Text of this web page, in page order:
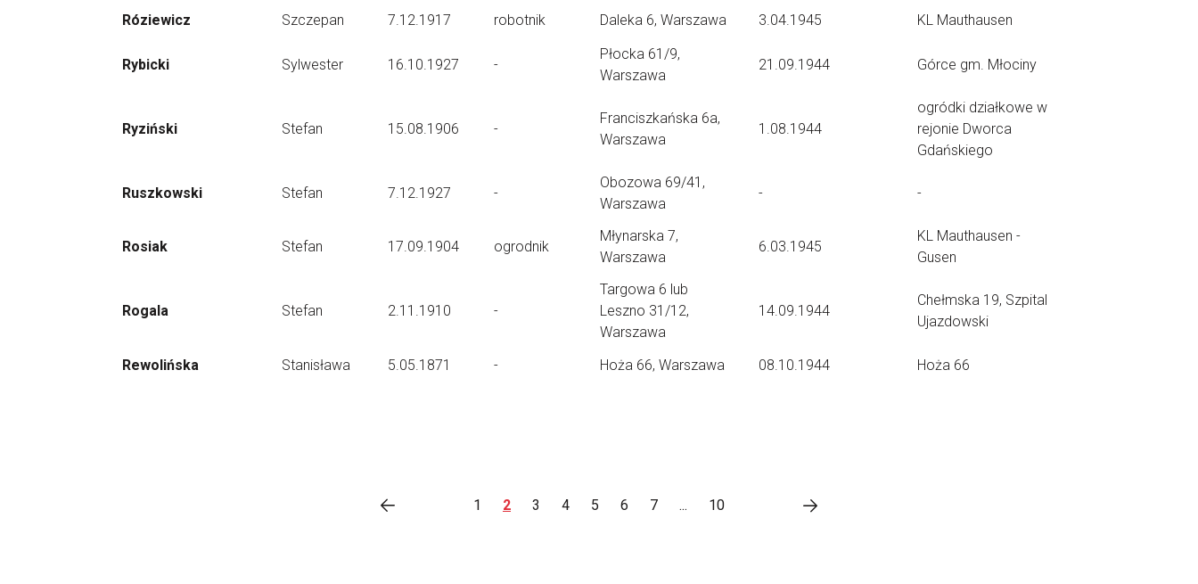
Róziewicz
Szczepan 7.12.1917 robotnik Daleka 6, Warszawa 3.04.1945 KL Mauthausen
Rybicki Sylwester 16.10.1927 -
Płocka 61/9,
Warszawa
21.09.1944 Górce gm. Młociny
Ryziński Stefan 15.08.1906 -
Franciszkańska 6a,
Warszawa
1.08.1944
ogródki działkowe w
rejonie Dworca
Gdańskiego
Ruszkowski Stefan 7.12.1927 -
Obozowa 69/41,
Warszawa
- -
Rosiak Stefan 17.09.1904 ogrodnik
Młynarska 7,
Warszawa
6.03.1945
KL Mauthausen -
Gusen
Rogala Stefan 2.11.1910 -
Targowa 6 lub
Leszno 31/12,
Warszawa
14.09.1944
Chełmska 19, Szpital
Ujazdowski
Rewolińska Stanisława 5.05.1871 - Hoża 66, Warszawa 08.10.1944 Hoża 66
1 2 3 4 5 6 7 ... 10